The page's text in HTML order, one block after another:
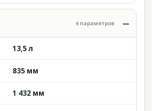
6 параметров
13,5 л
835 мм
1 432 мм